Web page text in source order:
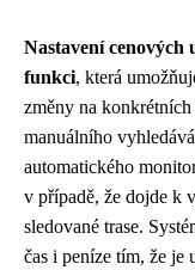
Nastavení cenových
funkci, která
změny na
manuálního
automatického
v případě, že dojde k
sledované trase.
čas i peníze tím, že je